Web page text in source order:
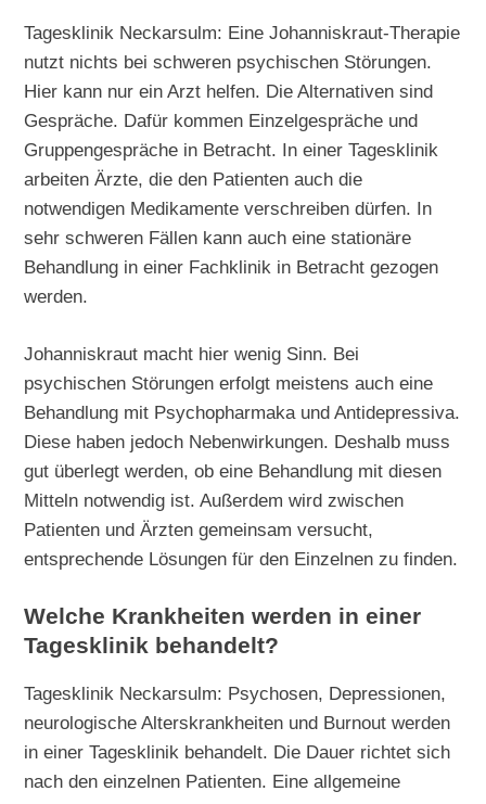
Tagesklinik Neckarsulm: Eine Johanniskraut-Therapie
nutzt nichts bei schweren psychischen Störungen.
Hier kann nur ein Arzt helfen. Die Alternativen sind
Gespräche. Dafür kommen Einzelgespräche und
Gruppengespräche in Betracht. In einer Tagesklinik
arbeiten Ärzte, die den Patienten auch die
notwendigen Medikamente verschreiben dürfen. In
sehr schweren Fällen kann auch eine stationäre
Behandlung in einer Fachklinik in Betracht gezogen
werden.
Johanniskraut macht hier wenig Sinn. Bei
psychischen Störungen erfolgt meistens auch eine
Behandlung mit Psychopharmaka und Antidepressiva.
Diese haben jedoch Nebenwirkungen. Deshalb muss
gut überlegt werden, ob eine Behandlung mit diesen
Mitteln notwendig ist. Außerdem wird zwischen
Patienten und Ärzten gemeinsam versucht,
entsprechende Lösungen für den Einzelnen zu finden.
Welche Krankheiten werden in einer
Tagesklinik behandelt?
Tagesklinik Neckarsulm: Psychosen, Depressionen,
neurologische Alterskrankheiten und Burnout werden
in einer Tagesklinik behandelt. Die Dauer richtet sich
nach den einzelnen Patienten. Eine allgemeine